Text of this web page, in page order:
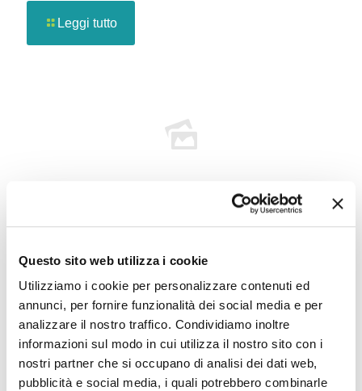
Questo sito web utilizza i cookie
Utilizziamo i cookie per personalizzare contenuti ed
annunci, per fornire funzionalità dei social media e per
analizzare il nostro traffico. Condividiamo inoltre
informazioni sul modo in cui utilizza il nostro sito con i
nostri partner che si occupano di analisi dei dati web,
pubblicità e social media, i quali potrebbero combinarle
Leggi tutto
22.6.2026 – “Morto Andrea ‘Floppy’ Filippini, l’infermiere
che assieme ad Ageop ha portato ai più piccoli il teatro in
corsia: ‘Ha saputo curare’”
Leggi tutto